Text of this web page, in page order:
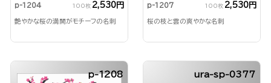
p-1204 100枚 2,530円
艶やかな桜の満開がモチーフの名刺
p-1207 100枚 2,530円
桜の枝と雲の爽やかな名刺
p-1208 ura-sp-0377